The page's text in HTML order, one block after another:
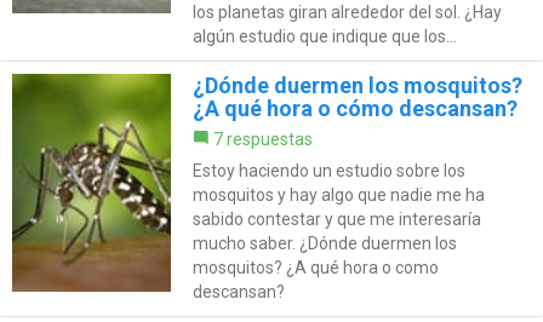
los planetas giran alrededor del sol. ¿Hay
algún estudio que indique que los...
¿Dónde duermen los mosquitos?
¿A qué hora o cómo descansan?
7 respuestas
Estoy haciendo un estudio sobre los
mosquitos y hay algo que nadie me ha
sabido contestar y que me interesaría
mucho saber. ¿Dónde duermen los
mosquitos? ¿A qué hora o como
descansan?